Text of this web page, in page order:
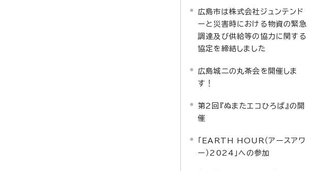
広島市は株式会社ジュンテンド
ーと災害時における物資の緊急
調達及び供給等の協力に関する
協定を締結しました
広島城二の丸茶会を開催しま
す！
第2回『ぬまたエコひろば』の開
催
「EARTH HOUR（アースアワ
ー）2024」への参加